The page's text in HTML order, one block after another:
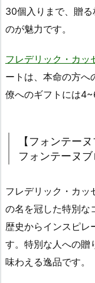
30個入りまで、贈
のが魅力です。
フレデリック・カ
ートは、本命の方へ
僚へのギフトには
【フォンテー
フォンテーヌブ
フレデリック・カッ
の名を冠した特別な
歴史からインスピレ
す。特別な人への贈
味わえる逸品です。